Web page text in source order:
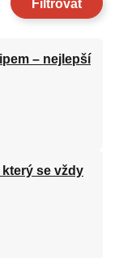
Filtrovat
– nejlepší
se vždy